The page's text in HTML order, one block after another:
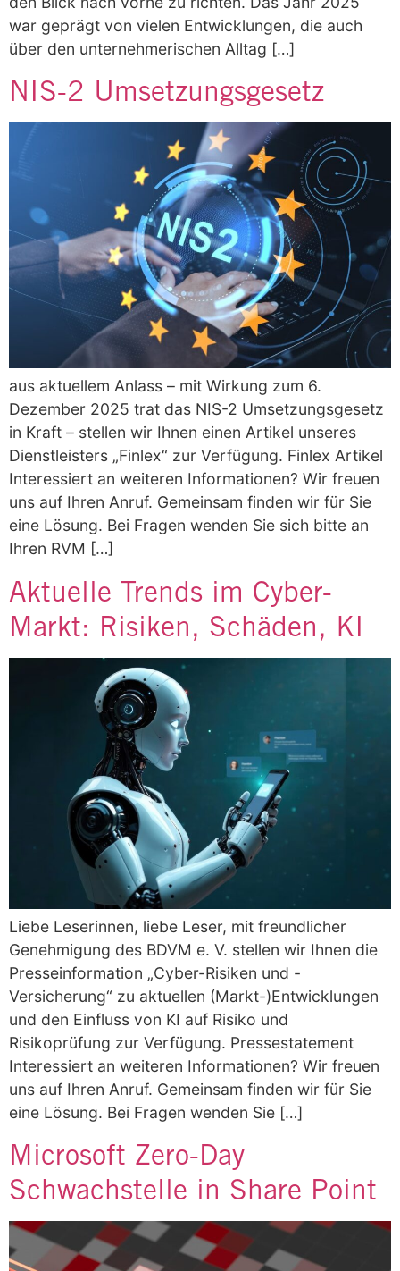
war geprägt von vielen Entwicklungen, die auch
über den unternehmerischen Alltag […]
NIS-2 Umsetzungsgesetz
aus aktuellem Anlass – mit Wirkung zum 6.
Dezember 2025 trat das NIS-2 Umsetzungsgesetz
in Kraft – stellen wir Ihnen einen Artikel unseres
Dienstleisters „Finlex“ zur Verfügung. Finlex Artikel
Interessiert an weiteren Informationen? Wir freuen
uns auf Ihren Anruf. Gemeinsam finden wir für Sie
eine Lösung. Bei Fragen wenden Sie sich bitte an
Ihren RVM […]
Aktuelle Trends im Cyber-
Markt: Risiken, Schäden, KI
Liebe Leserinnen, liebe Leser, mit freundlicher
Genehmigung des BDVM e. V. stellen wir Ihnen die
Presseinformation „Cyber-Risiken und -
Versicherung“ zu aktuellen (Markt-)Entwicklungen
und den Einfluss von KI auf Risiko und
Risikoprüfung zur Verfügung. Pressestatement
Interessiert an weiteren Informationen? Wir freuen
uns auf Ihren Anruf. Gemeinsam finden wir für Sie
eine Lösung. Bei Fragen wenden Sie […]
Microsoft Zero-Day
Schwachstelle in Share Point